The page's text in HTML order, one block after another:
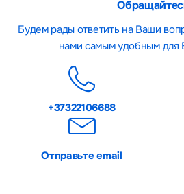
Будем рады ответить на Ваши
нами самым удобным для
+37322106688
Отправьте email